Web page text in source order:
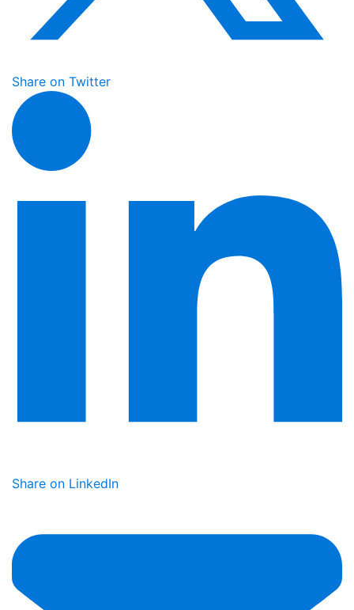
Share on Twitter
Share on LinkedIn